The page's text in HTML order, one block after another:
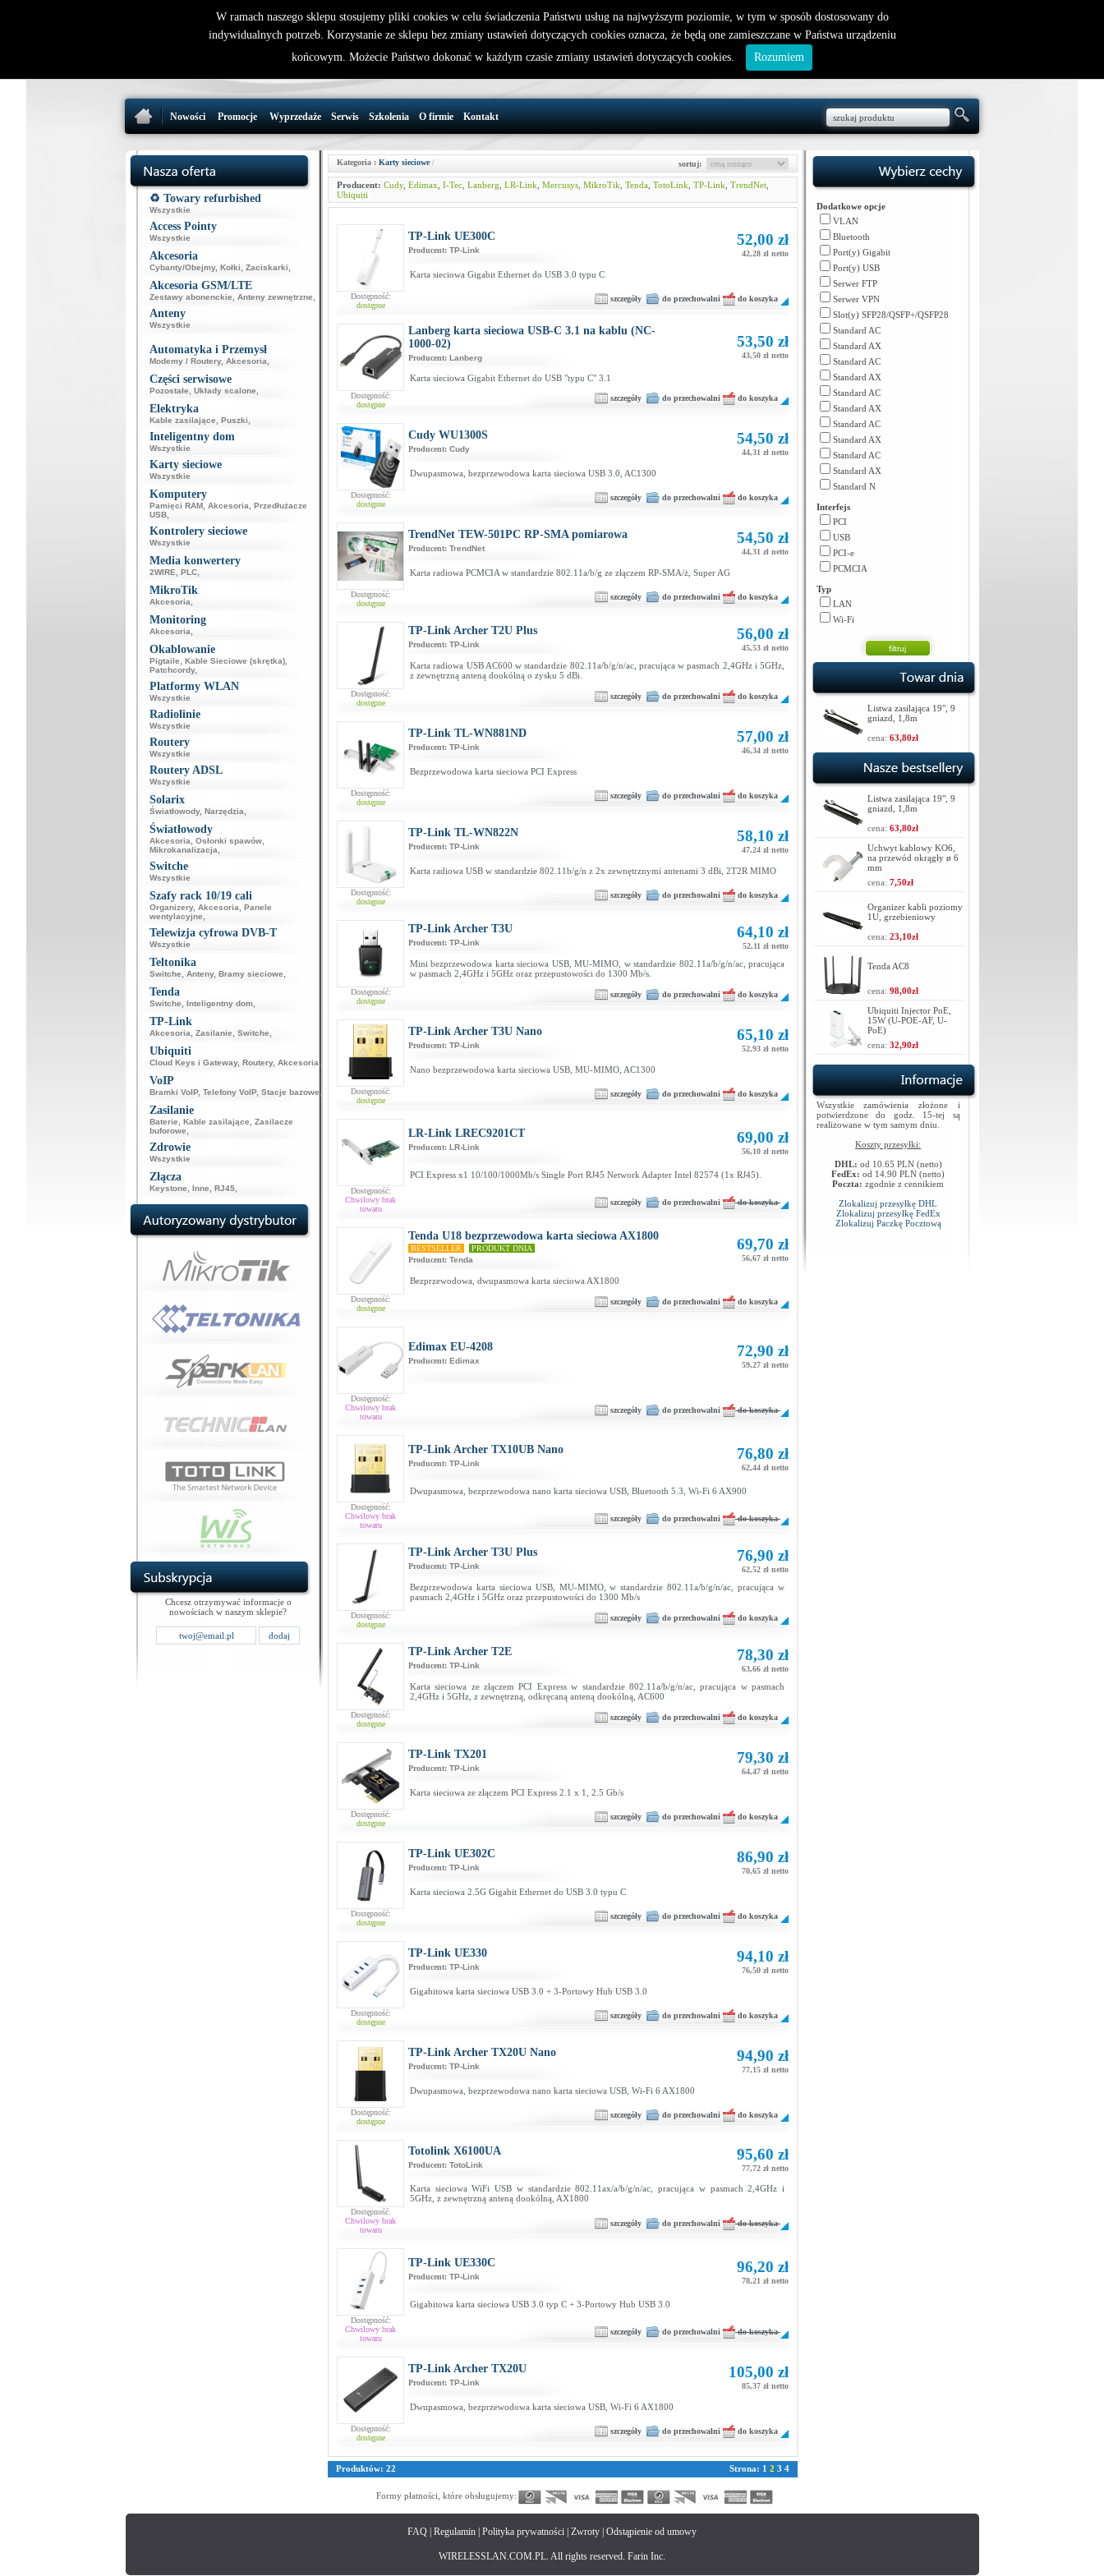
nowy klient
32 721 86 72
support@wirelesslan.com.pl
W koszyku jest 0 produktów(y)
Nowości Promocje Wyprzedaże Serwis Szkolenia O firmie Kontakt
♻️ Towary refurbished
Wszystkie
Access Pointy
Wszystkie
Akcesoria
Cybanty/Obejmy, Kołki Zaciskarki
Akcesoria GSM/LTE
Zestawy abonenckie Anteny zewnętrzne
Anteny
Wszystkie
Automatyka i Przemysł
Modemy / Routery, Akcesoria
Części serwisowe
Pozostałe Układy scalone
Elektryka
Kable zasilające Puszki
Inteligentny dom
Wszystkie
Karty sieciowe
Wszystkie
Komputery
Pamięci RAM, Akcesoria
Przedłużacze
USB,
Kontrolery sieciowe
Wszystkie
Media konwertery
2WIRE PLC,
MikroTik
Akcesoria
Monitoring
Akcesoria
Okablowanie
Pigtaile Kable Sieciowe (skrętka),
Patchcordy,
Platformy WLAN
Wszystkie
Radiolinie
Wszystkie
Routery
Wszystkie
Routery ADSL
Wszystkie
Solarix
Światłowody, Narzędzia
Światłowody
Akcesoria Osłonki spawów,
Mikrokanalizacja
Switche
Wszystkie
Szafy rack 10/19 cali
Organizery, Akcesoria
Panele
wentylacyjne
Telewizja cyfrowa DVB-T
Wszystkie
Teltonika
Switche Anteny, Bramy sieciowe
Tenda
Switche Inteligentny dom,
TP-Link
Akcesoria Zasilanie Switche
Ubiquiti
Cloud Keys i Gateway, Routery, Akcesoria
VoIP
Bramki VoIP, Telefony VoIP, Stacje bazowe
Zasilanie
Baterie Kable zasilające
Zasilacze
buforowe
Zdrowie
Wszystkie
Złącza
Keystone Inne RJ45,
Chcesz otrzymywać informacje o
nowościach w naszym sklepie?
Kategoria : Karty sieciowe/ sortuj:
Producent: Cudy, Edimax I-Tec Lanberg LR-Link Mercusys MikroTik Tenda TotoLink TP-Link TrendNet
Ubiquiti
Dostępność:
dostępne
TP-Link UE300C
Producent: TP-Link
52,00 zł
42,28 zł netto
Karta sieciowa Gigabit Ethernet do USB 3.0 typu C
szczegóły do przechowalni do koszyka
Dostępność:
dostępne
Lanberg karta sieciowa USB-C 3.1 na kablu (NC-
1000-02)
Producent: Lanberg
53,50 zł
43,50 zł netto
Karta sieciowa Gigabit Ethernet do USB "typu C" 3.1
szczegóły do przechowalni do koszyka
Dostępność:
dostępne
Cudy WU1300S
Producent: Cudy
54,50 zł
44,31 zł netto
Dwupasmowa, bezprzewodowa karta sieciowa USB 3.0, AC1300
szczegóły do przechowalni do koszyka
Dostępność:
dostępne
TrendNet TEW-501PC RP-SMA pomiarowa
Producent: TrendNet
54,50 zł
44,31 zł netto
Karta radiowa PCMCIA w standardzie 802.11a/b/g ze złączem RP-SMA/ż, Super AG
szczegóły do przechowalni do koszyka
Dostępność:
dostępne
TP-Link Archer T2U Plus
Producent: TP-Link
56,00 zł
45,53 zł netto
Karta radiowa USB AC600 w standardzie 802.11a/b/g/n/ac, pracująca w pasmach 2,4GHz i 5GHz,
z zewnętrzną anteną dookólną o zysku 5 dBi.
szczegóły do przechowalni do koszyka
Dostępność:
dostępne
TP-Link TL-WN881ND
Producent: TP-Link
57,00 zł
46,34 zł netto
Bezprzewodowa karta sieciowa PCI Express
szczegóły do przechowalni do koszyka
Dostępność:
dostępne
TP-Link TL-WN822N
Producent: TP-Link
58,10 zł
47,24 zł netto
Karta radiowa USB w standardzie 802.11b/g/n z 2x zewnętrznymi antenami 3 dBi, 2T2R MIMO
szczegóły do przechowalni do koszyka
Dostępność:
dostępne
TP-Link Archer T3U
Producent: TP-Link
64,10 zł
52,11 zł netto
Mini bezprzewodowa karta sieciowa USB, MU-MIMO, w standardzie 802.11a/b/g/n/ac, pracująca
w pasmach 2,4GHz i 5GHz oraz przepustowości do 1300 Mb/s.
szczegóły do przechowalni do koszyka
Dostępność:
dostępne
TP-Link Archer T3U Nano
Producent: TP-Link
65,10 zł
52,93 zł netto
Nano bezprzewodowa karta sieciowa USB, MU-MIMO, AC1300
szczegóły do przechowalni do koszyka
Dostępność:
Chwilowy brak
towaru
LR-Link LREC9201CT
Producent: LR-Link
69,00 zł
56,10 zł netto
PCI Express x1 10/100/1000Mb/s Single Port RJ45 Network Adapter Intel 82574 (1x RJ45).
szczegóły do przechowalni do koszyka
Dostępność:
dostępne
Tenda U18 bezprzewodowa karta sieciowa AX1800
BESTSELLER
PRODUKT DNIA
Producent: Tenda
69,70 zł
56,67 zł netto
Bezprzewodowa, dwupasmowa karta sieciowa AX1800
szczegóły do przechowalni do koszyka
Dostępność:
Chwilowy brak
towaru
Edimax EU-4208
Producent: Edimax
72,90 zł
59,27 zł netto
szczegóły do przechowalni do koszyka
Dostępność:
Chwilowy brak
towaru
TP-Link Archer TX10UB Nano
Producent: TP-Link
76,80 zł
62,44 zł netto
Dwupasmowa, bezprzewodowa nano karta sieciowa USB, Bluetooth 5.3, Wi‑Fi 6 AX900
szczegóły do przechowalni do koszyka
Dostępność:
dostępne
TP-Link Archer T3U Plus
Producent: TP-Link
76,90 zł
62,52 zł netto
Bezprzewodowa karta sieciowa USB, MU-MIMO, w standardzie 802.11a/b/g/n/ac, pracująca w
pasmach 2,4GHz i 5GHz oraz przepustowości do 1300 Mb/s
szczegóły do przechowalni do koszyka
Dostępność:
dostępne
TP-Link Archer T2E
Producent: TP-Link
78,30 zł
63,66 zł netto
Karta sieciowa ze złączem PCI Express w standardzie 802.11a/b/g/n/ac, pracująca w pasmach
2,4GHz i 5GHz, z zewnętrzną, odkręcaną anteną dookólną, AC600
szczegóły do przechowalni do koszyka
Dostępność:
dostępne
TP-Link TX201
Producent: TP-Link
79,30 zł
64,47 zł netto
Karta sieciowa ze złączem PCI Express 2.1 x 1, 2.5 Gb/s
szczegóły do przechowalni do koszyka
Dostępność:
dostępne
TP-Link UE302C
Producent: TP-Link
86,90 zł
70,65 zł netto
Karta sieciowa 2.5G Gigabit Ethernet do USB 3.0 typu C
szczegóły do przechowalni do koszyka
Dostępność:
dostępne
TP-Link UE330
Producent: TP-Link
94,10 zł
76,50 zł netto
Gigabitowa karta sieciowa USB 3.0 + 3-Portowy Hub USB 3.0
szczegóły do przechowalni do koszyka
Dostępność:
dostępne
TP-Link Archer TX20U Nano
Producent: TP-Link
94,90 zł
77,15 zł netto
Dwupasmowa, bezprzewodowa nano karta sieciowa USB, Wi‑Fi 6 AX1800
szczegóły do przechowalni do koszyka
Dostępność:
Chwilowy brak
towaru
Totolink X6100UA
Producent: TotoLink
95,60 zł
77,72 zł netto
Karta sieciowa WiFi USB w standardzie 802.11ax/a/b/g/n/ac, pracująca w pasmach 2,4GHz i
5GHz, z zewnętrzną anteną dookólną, AX1800
szczegóły do przechowalni do koszyka
Dostępność:
Chwilowy brak
towaru
TP-Link UE330C
Producent: TP-Link
96,20 zł
78,21 zł netto
Gigabitowa karta sieciowa USB 3.0 typ C + 3-Portowy Hub USB 3.0
szczegóły do przechowalni do koszyka
Dostępność:
dostępne
TP-Link Archer TX20U
Producent: TP-Link
105,00 zł
85,37 zł netto
Dwupasmowa, bezprzewodowa karta sieciowa USB, Wi‑Fi 6 AX1800
szczegóły do przechowalni do koszyka
Produktów: 22 Strona: 1 2 3 4
Formy płatności, które obsługujemy:
Dodatkowe opcje
VLAN
Bluetooth
Port(y) Gigabit
Port(y) USB
Serwer FTP
Serwer VPN
Slot(y) SFP28/QSFP+/QSFP28
Standard AC
Standard AX
Standard AC
Standard AX
Standard AC
Standard AX
Standard AC
Standard AX
Standard AC
Standard AX
Standard N
Interfejs
PCI
USB
PCI-e
PCMCIA
Typ
LAN
Wi-Fi
Listwa zasilająca 19", 9
gniazd, 1,8m
cena: 63,80zł
Listwa zasilająca 19", 9
gniazd, 1,8m
cena: 63,80zł
Uchwyt kablowy KO6,
na przewód okrągły ø 6
mm
cena: 7,50zł
Organizer kabli poziomy
1U, grzebieniowy
cena: 23,10zł
Tenda AC8
cena: 98,00zł
Ubiquiti Injector PoE,
15W (U-POE-AF, U-
PoE)
cena: 32,90zł
Wszystkie zamówienia złożone i
potwierdzone do godz. 15-tej są
realizowane w tym samym dniu.
Koszty przesyłki:
DHL: od 10.65 PLN (netto)
FedEx: od 14.90 PLN (netto)
Poczta: zgodnie z cennikiem
Zlokalizuj przesyłkę DHL
Zlokalizuj przesyłkę FedEx
Zlokalizuj Paczkę Pocztową
FAQ Regulamin Polityka prywatności Zwroty Odstąpienie od umowy
WIRELESSLAN.COM.PL. All rights reserved. Farin Inc.
W ramach naszego sklepu stosujemy pliki cookies w celu świadczenia Państwu usług na najwyższym poziomie, w tym w sposób dostosowany do
indywidualnych potrzeb. Korzystanie ze sklepu bez zmiany ustawień dotyczących cookies oznacza, że będą one zamieszczane w Państwa urządzeniu
końcowym. Możecie Państwo dokonać w każdym czasie zmiany ustawień dotyczących cookies.
Rozumiem